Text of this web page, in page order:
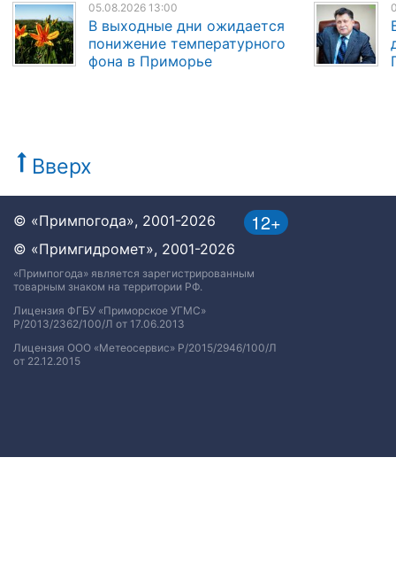
05.08.2026 13:00
В выходные дни ожидается
понижение температурного
фона в Приморье
Вверх
12+
© «Примпогода», 2001-2026
© «Примгидромет», 2001-2026
«Примпогода» является зарегистрированным
товарным знаком на территории РФ.
Лицензия ФГБУ «Приморское УГМС»
Р/2013/2362/100/Л от 17.06.2013
Лицензия ООО «Метеосервис» Р/2015/2946/100/Л
от 22.12.2015